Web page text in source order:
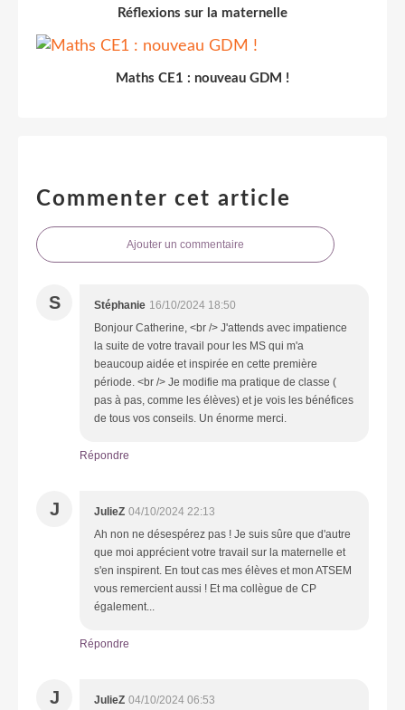
Réflexions sur la maternelle
Maths CE1 : nouveau GDM !
Commenter cet article
Ajouter un commentaire
S Stéphanie 16/10/2024 18:50
Bonjour Catherine, <br /> J'attends avec impatience
la suite de votre travail pour les MS qui m'a
beaucoup aidée et inspirée en cette première
période. <br /> Je modifie ma pratique de classe (
pas à pas, comme les élèves) et je vois les bénéfices
de tous vos conseils. Un énorme merci.
Répondre
J JulieZ 04/10/2024 22:13
Ah non ne désespérez pas ! Je suis sûre que d'autre
que moi apprécient votre travail sur la maternelle et
s'en inspirent. En tout cas mes élèves et mon ATSEM
vous remercient aussi ! Et ma collègue de CP
également...
Répondre
J JulieZ 04/10/2024 06:53